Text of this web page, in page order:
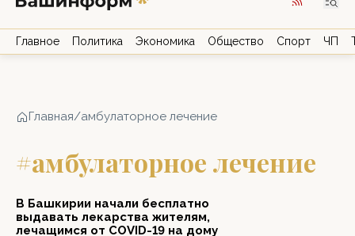
Главное Политика Экономика Общество Спорт ЧП
Главная/амбулаторное лечение
#амбулаторное лечение
В Башкирии начали бесплатно
выдавать лекарства жителям,
лечащимся от COVID-19 на дому